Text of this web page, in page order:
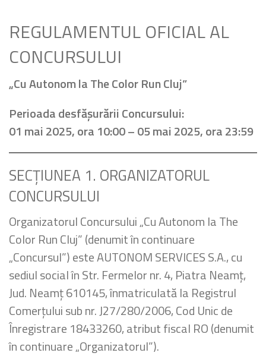
REGULAMENTUL OFICIAL AL
CONCURSULUI
„Cu Autonom la The Color Run Cluj”
Perioada desfășurării Concursului:
01 mai 2025, ora 10:00 – 05 mai 2025, ora 23:59
SECȚIUNEA 1. ORGANIZATORUL
CONCURSULUI
Organizatorul Concursului „Cu Autonom la The
Color Run Cluj” (denumit în continuare
„Concursul”) este AUTONOM SERVICES S.A., cu
sediul social în Str. Fermelor nr. 4, Piatra Neamț,
Jud. Neamț 610145, înmatriculată la Registrul
Comerțului sub nr. J27/280/2006, Cod Unic de
Înregistrare 18433260, atribut fiscal RO (denumit
în continuare „Organizatorul”).